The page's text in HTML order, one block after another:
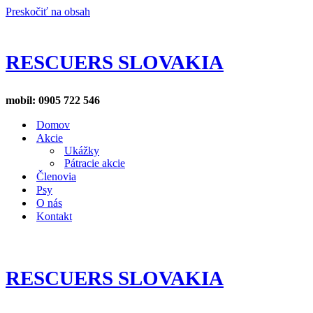
Preskočiť na obsah
RESCUERS SLOVAKIA
mobil: 0905 722 546
Domov
Akcie
Ukážky
Pátracie akcie
Členovia
Psy
O nás
Kontakt
RESCUERS SLOVAKIA